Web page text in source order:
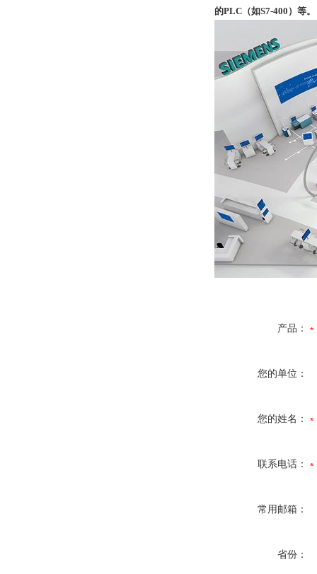
的PLC（如S7-400）等。
产品：
您的单位：
您的姓名：
联系电话：
常用邮箱：
省份：